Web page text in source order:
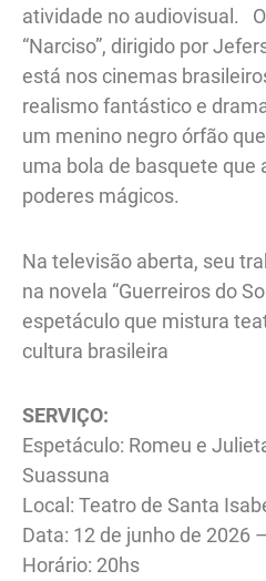
atividade no audiovisual.
“Narciso”, dirigido por
está nos cinemas
realismo fantástico e
um menino negro órfão
uma bola de basquete
poderes mágicos.
Na televisão aberta, seu
na novela “Guerreiros do
espetáculo que mistura
cultura brasileira
SERVIÇO:
Espetáculo: Romeu e
Suassuna
Local: Teatro de Santa
Data: 12 de junho de 2026
Horário: 20hs